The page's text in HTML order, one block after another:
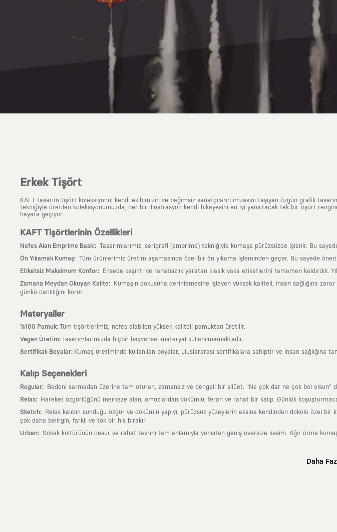
Erkek Tişört
KAFT tasarım tişört koleksiyonu; kendi ekibimizin ve bağımsız sanatçıların imzasını taşıyan özgün grafik
tekniğiyle üretilen koleksiyonumuzda, her bir illüstrasyon kendi hikayesini en iyi yansıtacak tek bir tişört
hayata geçiyor.
KAFT Tişörtlerinin Özellikleri
Nefes Alan Emprime Baskı: Tasarımlarımız, serigrafi (emprime) tekniğiyle kumaşa pürüzsüzce işlenir. Bu
Ön Yıkamalı Kumaş: Tüm ürünlerimiz üretim aşamasında özel bir ön yıkama işleminden geçer. Bu sayede
Etiketsiz Maksimum Konfor: Ensede kaşıntı ve rahatsızlık yaratan klasik yaka etiketlerini tamamen
Zamana Meydan Okuyan Kalite:
Kumaşın dokusuna derinlemesine işleyen yüksek kaliteli, insan sağlığına
günkü canlılığını korur.
Materyaller
%100 Pamuk: Tüm tişörtlerimiz, nefes alabilen yüksek kaliteli pamuktan üretilir.
Vegan Üretim: Tasarımlarımızda hiçbir hayvansal materyal kullanılmamaktadır.
Sertifikalı Boyalar: Kumaş üretiminde kullanılan boyalar, uluslararası sertifikalara sahiptir ve insan sağlığına
Kalıp Seçenekleri
Regular: Bedeni sarmadan üzerine tam oturan, zamansız ve dengeli bir silüet. "Ne çok dar ne çok bol
Relax: Hareket özgürlüğünü merkeze alan, omuzlardan dökümlü, ferah ve rahat bir kalıp. Günlük
Sketch:
Relax kalıbın sunduğu özgür ve dökümlü yapıyı, pürüzsüz yüzeylerin aksine kendinden dokulu
çok daha belirgin, farklı ve tok bir his bırakır.
Urban: Sokak kültürünün cesur ve rahat tavrını tam anlamıyla yansıtan geniş oversize kesim. Ağır örme
Daha